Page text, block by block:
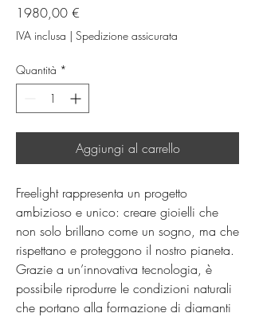
1980,00 €
IVA inclusa | Spedizione assicurata
Quantità *
Aggiungi al carrello
Freelight rappresenta un progetto
ambizioso e unico: creare gioielli che
non solo brillano come un sogno, ma che
rispettano e proteggono il nostro pianeta.
Grazie a un’innovativa tecnologia, è
possibile riprodurre le condizioni naturali
che portano alla formazione di diamanti